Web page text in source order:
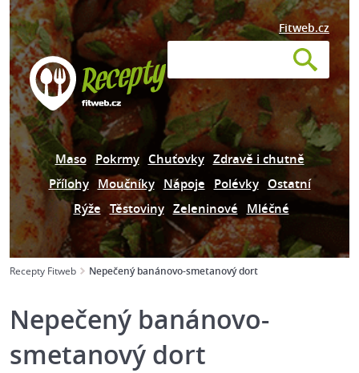
Fitweb.cz
Maso Pokrmy Chuťovky Zdravě i chutně
Přílohy Moučníky Nápoje Polévky Ostatní
Rýže Těstoviny Zeleninové Mléčné
Recepty Fitweb Nepečený banánovo-smetanový dort
Nepečený banánovo-
smetanový dort